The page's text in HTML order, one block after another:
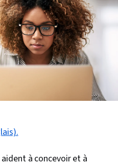
à concevoir et à